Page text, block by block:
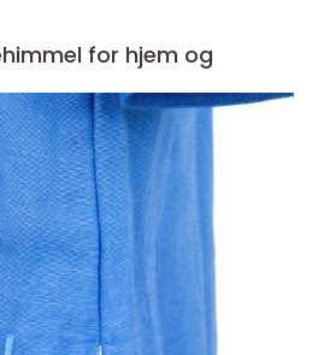
for hjem og